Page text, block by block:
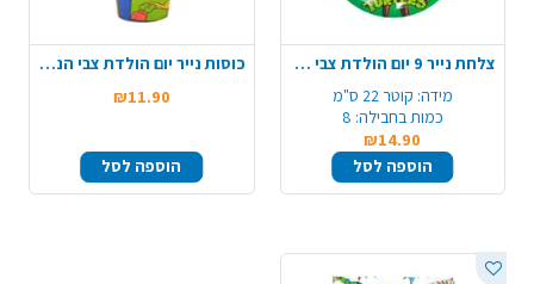
צלחת נייר 9 יום הולדת צבי הנינג'ה 8 יח' - ירוק
מידה: קוטר 22 ס"מ
כמות בחבילה: 8
₪14.90
הוספה לסל
כוסות נייר יום הולדת צבי הנינג'ה 8 יח' - ירוק
₪11.90
הוספה לסל